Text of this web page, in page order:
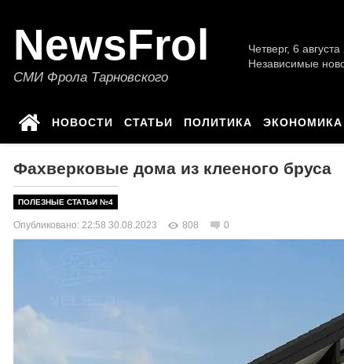
NewsFrol
СМИ Фрола Тарновского
Четверг, 6 августа
Независимые
НОВОСТИ СТАТЬИ ПОЛИТИКА ЭКОНОМИКА
Фахверковые дома из клееного бруса
ПОЛЕЗНЫЕ СТАТЬИ №4
Опубликовано: 22:58 30.08.2023 808 0